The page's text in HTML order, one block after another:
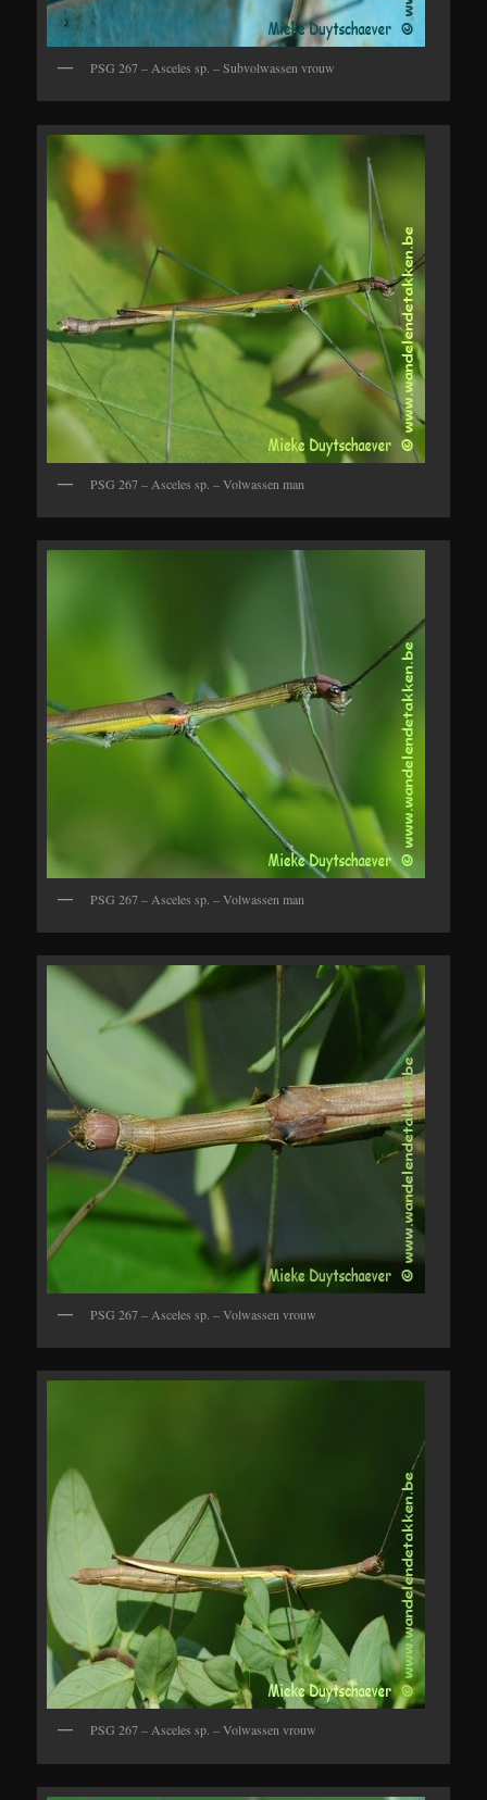
PSG 267 – Asceles sp. – Subvolwassen vrouw
PSG 267 – Asceles sp. – Volwassen man
PSG 267 – Asceles sp. – Volwassen man
PSG 267 – Asceles sp. – Volwassen vrouw
PSG 267 – Asceles sp. – Volwassen vrouw